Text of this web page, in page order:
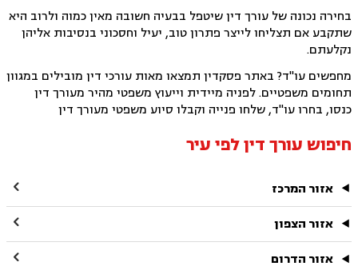
בחירה נכונה של עורך דין שיטפל בבעיה חשובה מאין כמוה ולרוב היא
שתקבע אם תצליחו לייצר פתרון טוב, יעיל וחסכוני בנסיבות אליהן
נקלעתם.
מחפשים עו"ד? באתר פסקדין תמצאו מאות עורכי דין מובילים במגוון
תחומים משפטיים. לפניה מיידית וייעוץ משפטי מהיר מעורך דין
כנסו, בחרו עו"ד, שלחו פנייה וקבלו סיוע משפטי מעורך דין
חיפוש עורך דין לפי עיר
אזור המרכז 
אזור הצפון 
אזור הדרום 